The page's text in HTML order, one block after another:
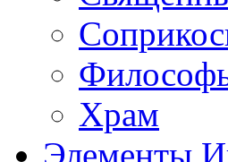
Храм
Элементы